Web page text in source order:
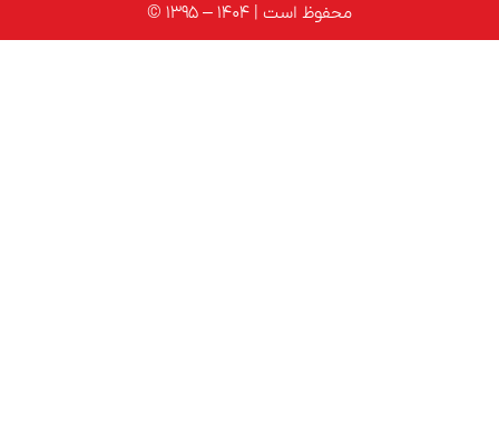
محفوظ است | 1404 – 1395 ©